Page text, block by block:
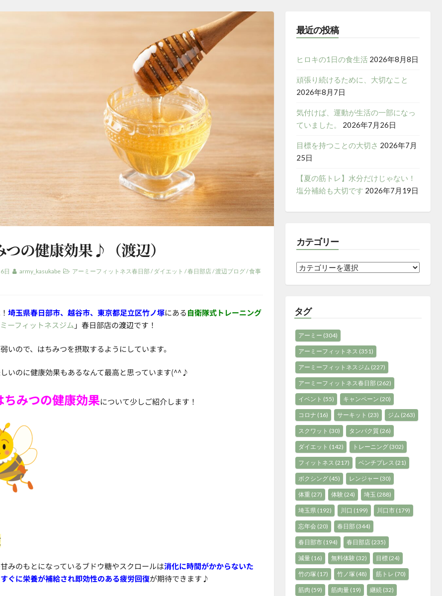
つの健康効果♪（渡辺）
日 army_kasukabe アーミーフィットネス春日部/ダイエット /春日部店/渡辺ブログ/食事
埼玉県春日部市、 越谷市、東京都足立区竹ノ塚にある自衛隊式トレーニング
ーフィットネスジム 」春日部店の渡辺です！
いので、はちみつを摂取するようにしています。
いのに健康効果もあるなんて最高と思っています(^^♪
ちみつの健康効果について少しご紹介します！
みのもとになっているブドウ糖やスクロールは消化に時間がかからないた
ぐに栄養が補給され即効性のある疲労回復が期待できます♪
最近の投稿
ヒロキの1日の食生活 2026年8月8日
頑張り続けるために、大切なこと
2026年8月7日
気付けば、運動が生活の一部になっ
ていました。
2026年7月26日
目標を持つことの大切さ 2026年7月
25日
【夏の筋トレ】水分だけじゃない！
塩分補給も大切です 2026年7月19日
カテゴリー
カ
ー
タグ
アーミー (304)
アーミーフィットネス (351)
アーミーフィットネスジム (227)
アーミーフィットネス春日部(262)
イベント (55) キャンペーン (20)
コロナ (16) サーキット (23) ジム (263)
スクワット (30) タンパク質(26)
ダイエット (142) トレーニング(302)
フィットネス (217) ベンチプレス (21)
ボクシング(45) レンジャー (30)
体重(27) 体験 (24) 埼玉 (288)
埼玉県 (192) 川口 (199) 川口市(179)
忘年会(20) 春日部(344)
春日部市(194) 春日部店(235)
減量(16) 無料体験 (32) 目標(24)
竹の塚 (17) 竹ノ塚 (48) 筋トレ (70)
筋肉 (59) 筋肉量(19) 継続(32)